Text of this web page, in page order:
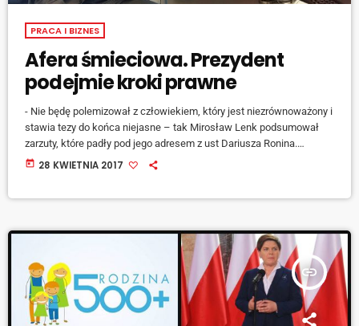
PRACA I BIZNES
Afera śmieciowa. Prezydent
podejmie kroki prawne
- Nie będę polemizował z człowiekiem, który jest niezrównoważony i
stawia tezy do końca niejasne – tak Mirosław Lenk podsumował
zarzuty, które padły pod jego adresem z ust Dariusza Ronina.
Przypomnijmy, były radny podczas spotkania z dziennikarzami
today 28 KWIETNIA 2017
insert_link